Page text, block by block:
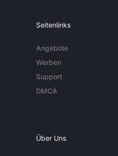
Seitenlinks
Angebote
Werben
Support
DMCA
Über Uns